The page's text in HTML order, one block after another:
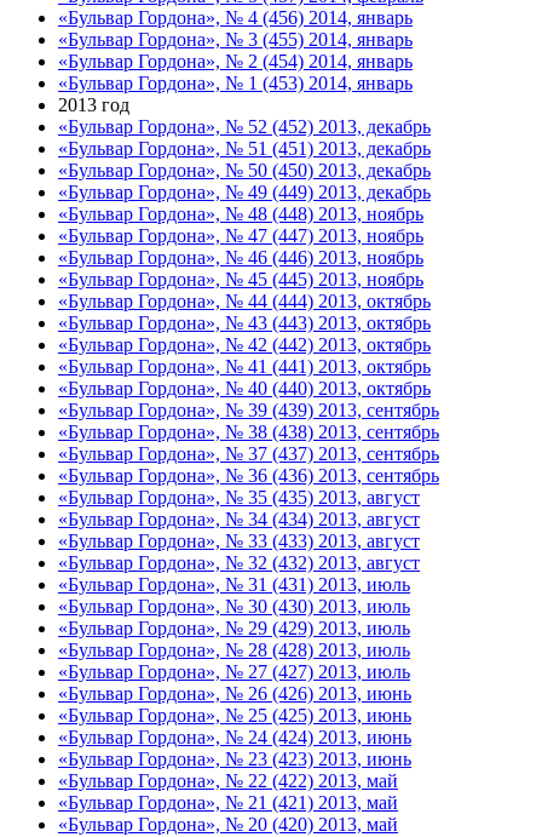
«Бульвар Гордона», № 4 (456) 2014, январь
«Бульвар Гордона», № 3 (455) 2014, январь
«Бульвар Гордона», № 2 (454) 2014, январь
«Бульвар Гордона», № 1 (453) 2014, январь
2013 год
«Бульвар Гордона», № 52 (452) 2013, декабрь
«Бульвар Гордона», № 51 (451) 2013, декабрь
«Бульвар Гордона», № 50 (450) 2013, декабрь
«Бульвар Гордона», № 49 (449) 2013, декабрь
«Бульвар Гордона», № 48 (448) 2013, ноябрь
«Бульвар Гордона», № 47 (447) 2013, ноябрь
«Бульвар Гордона», № 46 (446) 2013, ноябрь
«Бульвар Гордона», № 45 (445) 2013, ноябрь
«Бульвар Гордона», № 44 (444) 2013, октябрь
«Бульвар Гордона», № 43 (443) 2013, октябрь
«Бульвар Гордона», № 42 (442) 2013, октябрь
«Бульвар Гордона», № 41 (441) 2013, октябрь
«Бульвар Гордона», № 40 (440) 2013, октябрь
«Бульвар Гордона», № 39 (439) 2013, сентябрь
«Бульвар Гордона», № 38 (438) 2013, сентябрь
«Бульвар Гордона», № 37 (437) 2013, сентябрь
«Бульвар Гордона», № 36 (436) 2013, сентябрь
«Бульвар Гордона», № 35 (435) 2013, август
«Бульвар Гордона», № 34 (434) 2013, август
«Бульвар Гордона», № 33 (433) 2013, август
«Бульвар Гордона», № 32 (432) 2013, август
«Бульвар Гордона», № 31 (431) 2013, июль
«Бульвар Гордона», № 30 (430) 2013, июль
«Бульвар Гордона», № 29 (429) 2013, июль
«Бульвар Гордона», № 28 (428) 2013, июль
«Бульвар Гордона», № 27 (427) 2013, июль
«Бульвар Гордона», № 26 (426) 2013, июнь
«Бульвар Гордона», № 25 (425) 2013, июнь
«Бульвар Гордона», № 24 (424) 2013, июнь
«Бульвар Гордона», № 23 (423) 2013, июнь
«Бульвар Гордона», № 22 (422) 2013, май
«Бульвар Гордона», № 21 (421) 2013, май
«Бульвар Гордона», № 20 (420) 2013, май